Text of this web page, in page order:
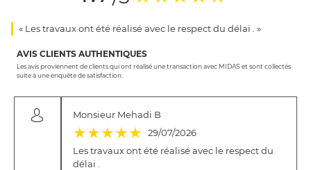
« Les travaux ont été réalisé avec le respect du délai . »
AVIS CLIENTS AUTHENTIQUES
Les avis proviennent de clients qui ont réalisé une transaction avec MIDAS et sont collectés
suite à une enquête de satisfaction.
Monsieur Mehadi B
(*)
★ (*)
★ (*)
★ (*)
★ (*)
★
29/07/2026
Les travaux ont été réalisé avec le respect du
délai .